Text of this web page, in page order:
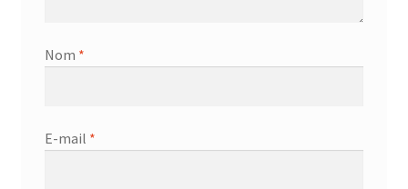
Nom *
E-mail *